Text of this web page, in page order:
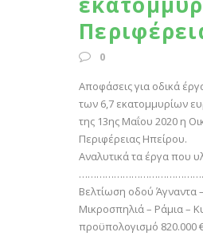
0
Αποφάσεις για οδικά
των 6,7 εκατομμυρίων
της 13ης Μαΐου 2020 η
Περιφέρειας Ηπείρου.
Αναλυτικά τα έργα που
Βελτίωση οδού Άγναντα
Μικροσπηλιά – Ράμια –
προϋπολογισμό 820.000